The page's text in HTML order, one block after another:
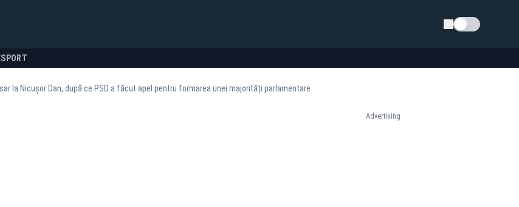
Schimba tema
SPORT
la Nicușor Dan, după ce PSD a făcut apel pentru formarea unei majorități parlamentare
Advertising